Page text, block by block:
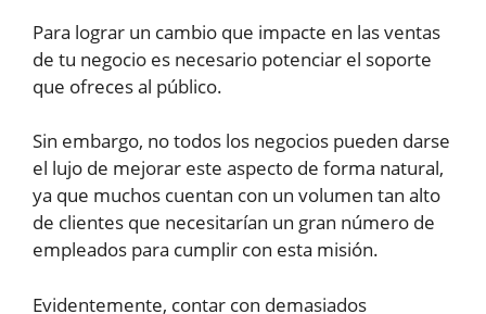
Para lograr un cambio que impacte en las ventas
de tu negocio es necesario potenciar el soporte
que ofreces al público.
Sin embargo, no todos los negocios pueden darse
el lujo de mejorar este aspecto de forma natural,
ya que muchos cuentan con un volumen tan alto
de clientes que necesitarían un gran número de
empleados para cumplir con esta misión.
Evidentemente, contar con demasiados